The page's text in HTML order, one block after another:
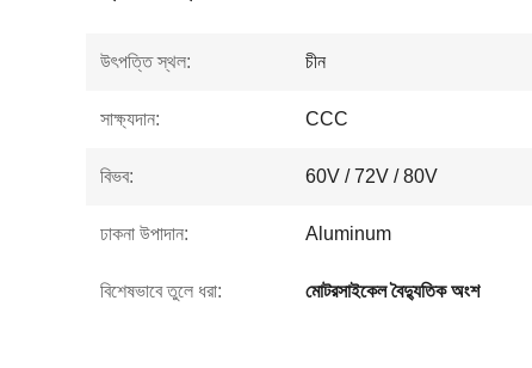
উৎপত্তি স্থল: চীন
সাক্ষ্যদান: CCC
বিভব: 60V / 72V / 80V
ঢাকনা উপাদান: Aluminum
বিশেষভাবে তুলে ধরা: মোটরসাইকেল বৈদ্যুতিক অংশ